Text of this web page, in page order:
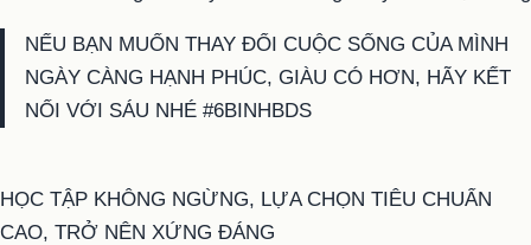
NẾU BẠN MUỐN THAY ĐỔI CUỘC SỐNG CỦA MÌNH
NGÀY CÀNG HẠNH PHÚC, GIÀU CÓ HƠN, HÃY KẾT
NỐI VỚI SÁU NHÉ #6BINHBDS
HỌC TẬP KHÔNG NGỪNG, LỰA CHỌN TIÊU CHUẨN
CAO, TRỞ NÊN XỨNG ĐÁNG